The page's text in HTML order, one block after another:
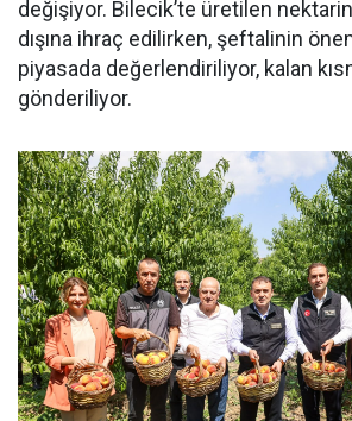
değişiyor. Bilecik’te üretilen
dışına ihraç edilirken, şeftalinin
piyasada değerlendiriliyor, kalan
gönderiliyor.